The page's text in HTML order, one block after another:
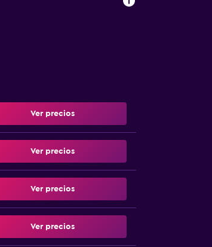
Ver precios
Ver precios
Ver precios
Ver precios